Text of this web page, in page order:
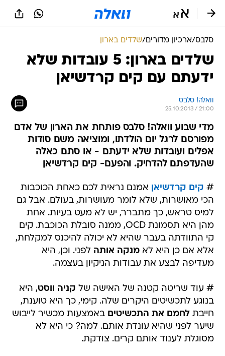
סלבס/ארכיון מדורים/שלדים בארון
שלדים בארון: 5 עובדות שלא
ידעתם עם קים קרדשיאן
וואלה! סלבס
25.10.2013 / 21:00
מדי שבוע וואלה! סלבס פותחת את הארון של אדם
מפורסם לרגל יום הולדתו, ומוציאה משם סודות
אפלים ועובדות שלא ידעתם - או סתם כאלה
שהעדפתם להדחיק. והפעם- קים קרדשיאן
# קים קרדשיאן אמנם נראית לכם כאחת הכוכבות
הכי מאושרות, שלא לומר מעושרות, בעולם. אבל גם
למיס טראש, כך מתברר, יש לא מעט בעיות. אחת
מהן היא תסמונת OCD, ממנה סובלת הכוכבת. קים
קי התוודתה בעבר שהיא לא יכולה להיכנס למקלחת,
אלא אם כן היא לאמנקה אותה לפני. וכן, היא
מעדיפה לבצע את עבודות הניקיון בעצמה.
# עוד שריטה קטנה של האישה של קניה ווסט, היא
בנוגע לתכשיטים היקרים שלה. קימי, כך היא טוענת,
חייבתלחמם את התכשיטים באמצעות מכשיר לייבוש
שיער לפני שהיא עונדת אותם. למה? כי היא לא
מסוגלת לענוד אותם קרים. צודקת.